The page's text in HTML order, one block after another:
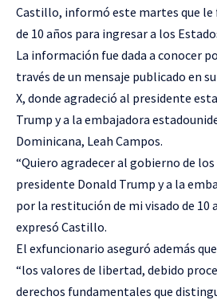
Castillo, informó este martes que le
de 10 años para ingresar a los
La información fue dada a conocer
través de un mensaje publicado en
X, donde agradeció al presidente
Trump y a la embajadora
Dominicana, Leah Campos.
“Quiero agradecer al gobierno de
presidente Donald Trump y a la
por la restitución de mi visado de 10
expresó Castillo.
El exfuncionario aseguró además
“los valores de libertad, debido
derechos fundamentales que